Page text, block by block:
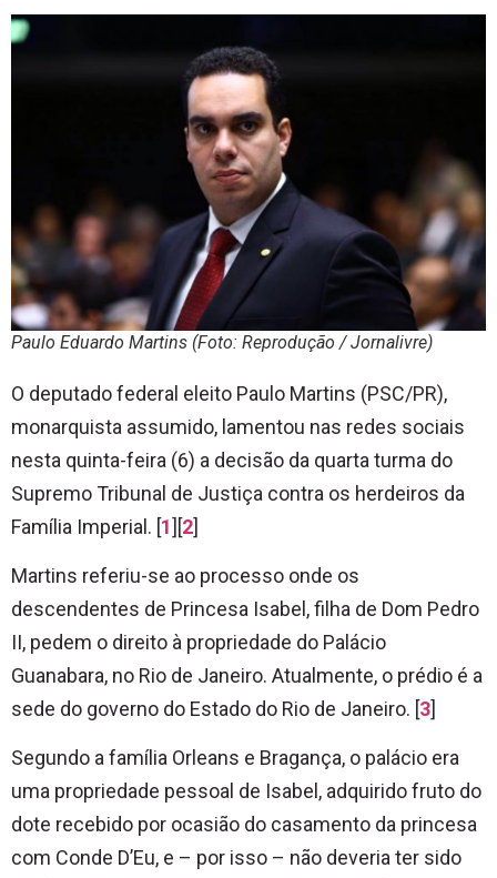
Paulo Eduardo Martins (Foto: Reprodução / Jornalivre)
O deputado federal eleito Paulo Martins (PSC/PR),
monarquista assumido, lamentou nas redes sociais
nesta quinta-feira (6) a decisão da quarta turma do
Supremo Tribunal de Justiça contra os herdeiros da
Família Imperial. [1][2]
Martins referiu-se ao processo onde os
descendentes de Princesa Isabel, filha de Dom Pedro
II, pedem o direito à propriedade do Palácio
Guanabara, no Rio de Janeiro. Atualmente, o prédio é a
sede do governo do Estado do Rio de Janeiro. [3]
Segundo a família Orleans e Bragança, o palácio era
uma propriedade pessoal de Isabel, adquirido fruto do
dote recebido por ocasião do casamento da princesa
com Conde D’Eu, e – por isso – não deveria ter sido